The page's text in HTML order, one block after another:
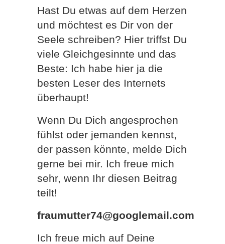
Hast Du etwas auf dem Herzen
und möchtest es Dir von der
Seele schreiben? Hier triffst Du
viele Gleichgesinnte und das
Beste: Ich habe hier ja die
besten Leser des Internets
überhaupt!
Wenn Du Dich angesprochen
fühlst oder jemanden kennst,
der passen könnte, melde Dich
gerne bei mir. Ich freue mich
sehr, wenn Ihr diesen Beitrag
teilt!
fraumutter74@googlemail.com
Ich freue mich auf Deine